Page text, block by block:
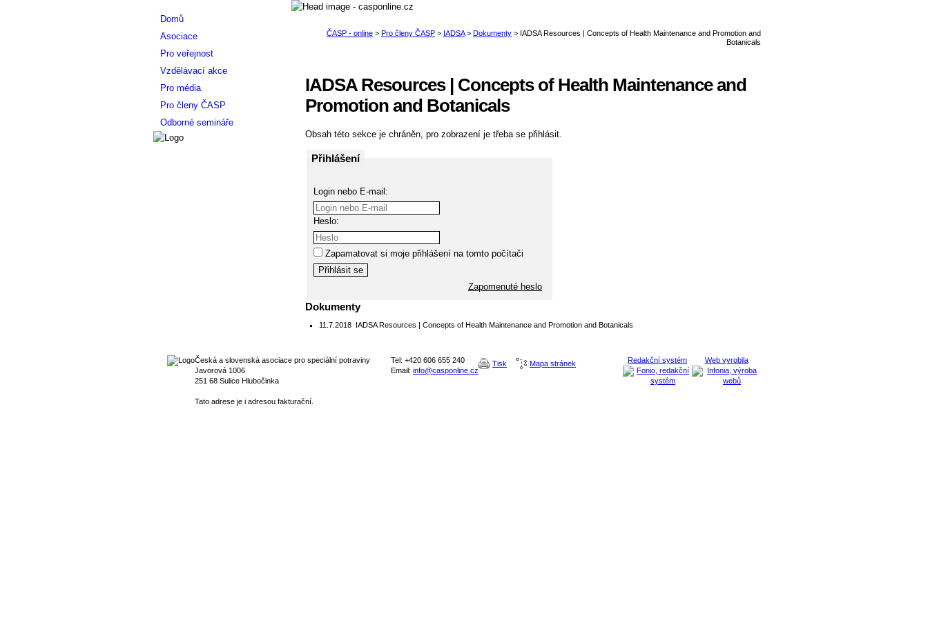
IADSA Resources | Concepts of Health Maintenance and
Promotion and Botanicals
Obsah této sekce je chráněn, pro zobrazení je třeba se přihlásit.
Přihlášení
Login nebo E-mail:
Heslo:
Zapamatovat si moje přihlášení na tomto počítači
Zapomenuté heslo
Dokumenty
11.7.2018 IADSA Resources | Concepts of Health Maintenance and Promotion and Botanicals
Domů
Asociace
Pro veřejnost
Vzdělávací akce
Pro média
Pro členy ČASP
Odborné semináře
Redakční systém Web vyrobila
Česká a slovenská asociace pro speciální potraviny
Javorová 1006
251 68 Sulice Hlubočinka
Tato adrese je i adresou fakturační.
Tel: +420 606 655 240
Email: info@casponline.cz
Tisk Mapa stránek